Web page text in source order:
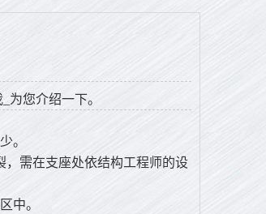
您介绍一下。
。
，需在支座处依结构工程师的设
中。